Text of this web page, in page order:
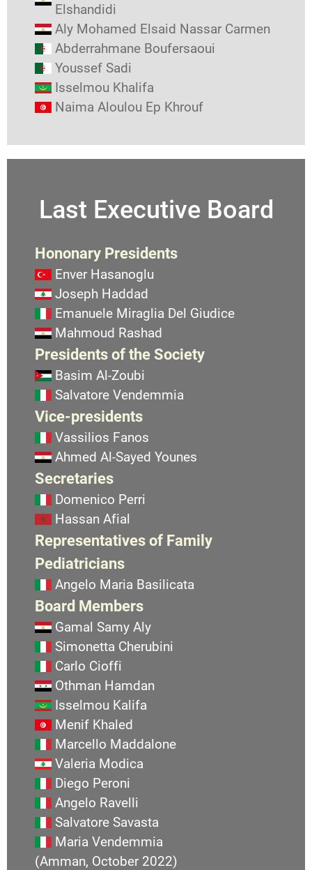
Elshandidi
Aly Mohamed Elsaid Nassar Carmen
Abderrahmane Boufersaoui
Youssef Sadi
Isselmou Khalifa
Naima Aloulou Ep Khrouf
Last Executive Board
Hononary Presidents
Enver Hasanoglu
Joseph Haddad
Emanuele Miraglia Del Giudice
Mahmoud Rashad
Presidents of the Society
Basim Al-Zoubi
Salvatore Vendemmia
Vice-presidents
Vassilios Fanos
Ahmed Al-Sayed Younes
Secretaries
Domenico Perri
Hassan Afial
Representatives of Family
Pediatricians
Angelo Maria Basilicata
Board Members
Gamal Samy Aly
Simonetta Cherubini
Carlo Cioffi
Othman Hamdan
Isselmou Kalifa
Menif Khaled
Marcello Maddalone
Valeria Modica
Diego Peroni
Angelo Ravelli
Salvatore Savasta
Maria Vendemmia
(Amman, October 2022)